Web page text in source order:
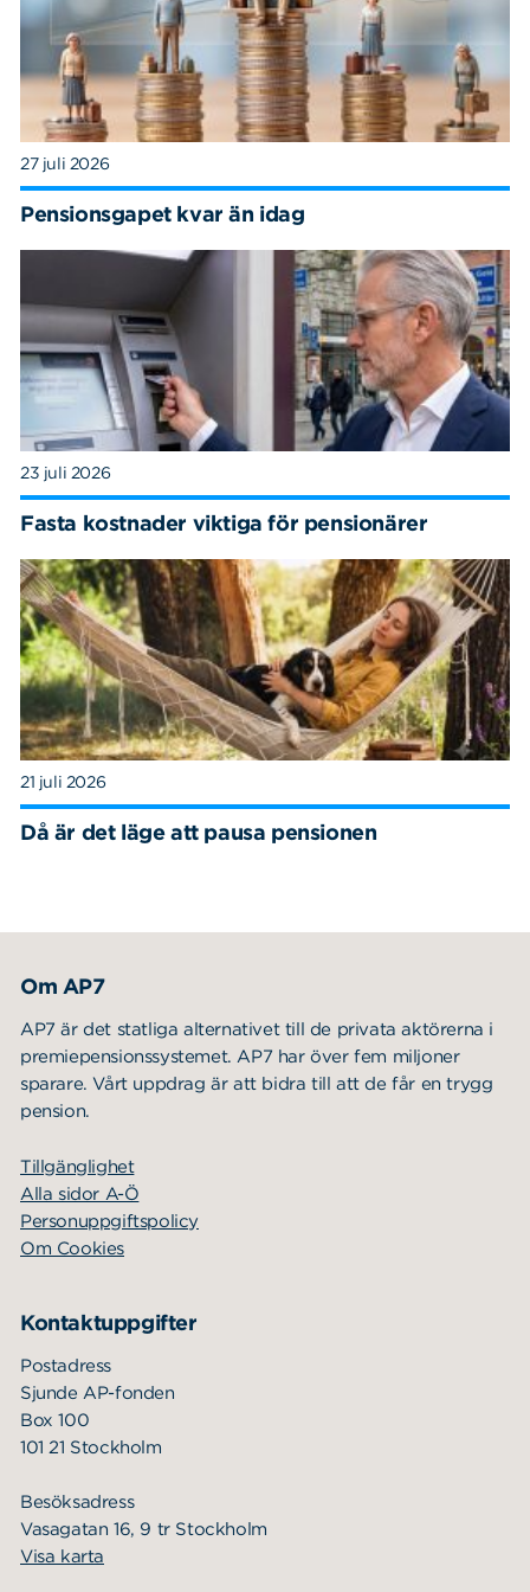
27 juli 2026
Pensionsgapet kvar än idag
23 juli 2026
Fasta kostnader viktiga för pensionärer
21 juli 2026
Då är det läge att pausa pensionen
Om AP7
AP7 är det statliga alternativet till de privata aktörerna i
premiepensionssystemet. AP7 har över fem miljoner
sparare. Vårt uppdrag är att bidra till att de får en trygg
pension.
Tillgänglighet
Alla sidor A-Ö
Personuppgiftspolicy
Om Cookies
Kontaktuppgifter
Postadress
Sjunde AP-fonden
Box 100
101 21 Stockholm
Besöksadress
Vasagatan 16, 9 tr Stockholm
Visa karta